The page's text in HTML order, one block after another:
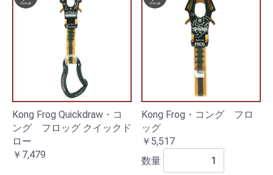
Kong Frog Quickdraw・コ
ング フロッグ クイックド
ロー
￥7,479
Kong Frog・コング フロ
ッグ
￥5,517
数量